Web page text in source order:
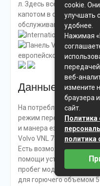
Данные по
На потребление
режим передвижения,
и манера езды
Volvo VNL 780
Есть возможность
помощи установленного
пробег модели без
для горючего объемом
cookie.
улучшать
удобнее.
Нажимая
веб-
измените
браузера
сайт.
Политика
политика